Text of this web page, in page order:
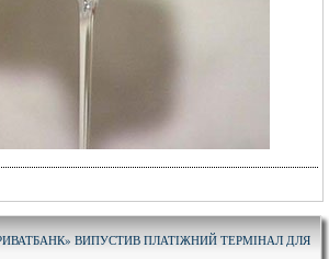
ВИПУСТИВ ПЛАТІЖНИЙ ТЕРМІНАЛ ДЛЯ